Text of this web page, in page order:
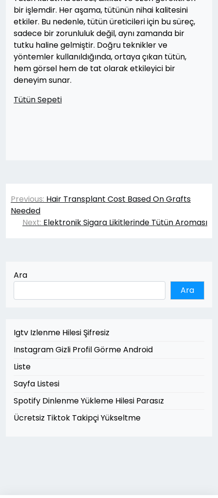
bir işlemdir. Her aşama, tütünün nihai kalitesini
etkiler. Bu nedenle, tütün üreticileri için bu süreç,
sadece bir zorunluluk değil, aynı zamanda bir
tutku haline gelmiştir. Doğru teknikler ve
yöntemler kullanıldığında, ortaya çıkan tütün,
hem görsel hem de tat olarak etkileyici bir
deneyim sunar.
Tütün Sepeti
Yazı
gezinmesi
Previous: Hair Transplant Cost Based On Grafts
Needed
Next: Elektronik Sigara Likitlerinde Tütün Aroması
Ara
Ara
Igtv Izlenme Hilesi Şifresiz
Instagram Gizli Profil Görme Android
Liste
Sayfa Listesi
Spotify Dinlenme Yükleme Hilesi Parasız
Ücretsiz Tiktok Takipçi Yükseltme